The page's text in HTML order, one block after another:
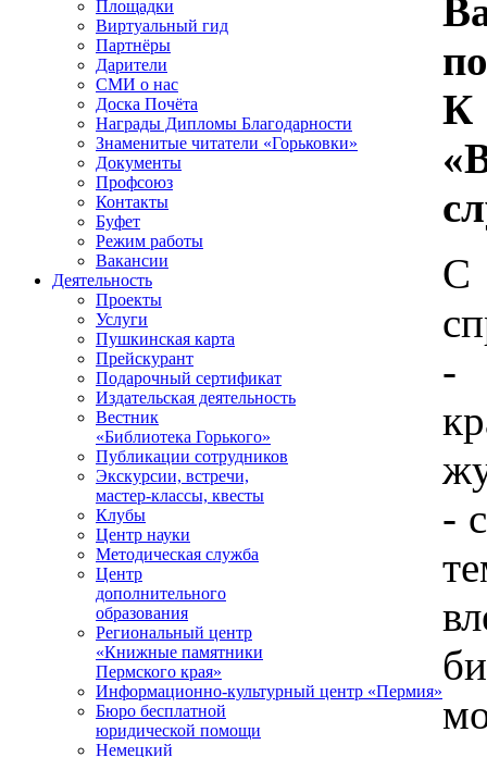
Площадки
Виртуальный гид
Партнёры
Дарители
СМИ о нас
Доска Почёта
Награды Дипломы Благодарности
Знаменитые читатели «Горьковки»
Документы
Профсоюз
Контакты
Буфет
Режим работы
Вакансии
Деятельность
Проекты
Услуги
Пушкинская карта
Прейскурант
Подарочный сертификат
Издательская деятельность
Вестник
«Библиотека Горького»
Публикации сотрудников
Экскурсии, встречи,
мастер-классы, квесты
Клубы
Центр науки
Методическая служба
Центр
дополнительного
образования
Региональный центр
«Книжные памятники
Пермского края»
Информационно-культурный центр «Пермия»
Бюро бесплатной
юридической помощи
Немецкий
К
С
-
-